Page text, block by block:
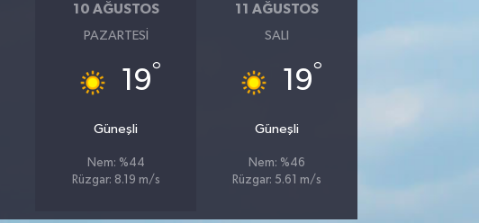
10 AĞUSTOS
PAZARTESI
19°
Güneşli
Nem: %44
Rüzgar: 8.19 m/s
11 AĞUSTOS
SALI
19°
Güneşli
Nem: %46
Rüzgar: 5.61 m/s